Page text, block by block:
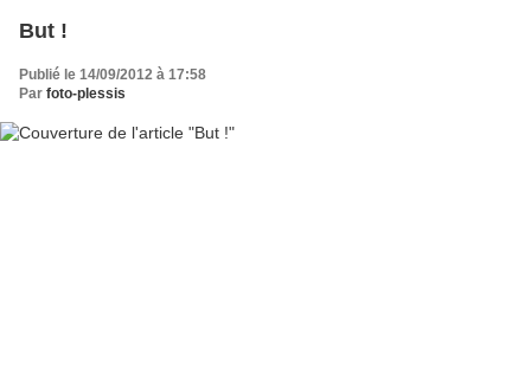
But !
Publié le 14/09/2012 à 17:58
Par foto-plessis